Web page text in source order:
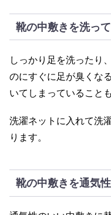
靴の中敷きを洗って
しっかり足を洗ったり
のにすぐに足が臭くな
いてしまっていること
洗濯ネットに入れて洗
ります。
靴の中敷きを通気